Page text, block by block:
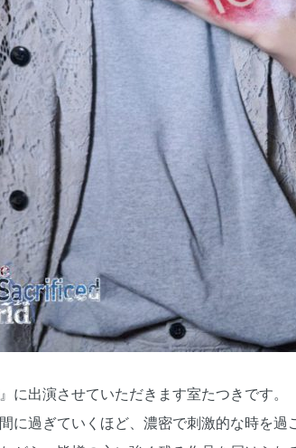
に出演させていただきます室たつきです。
に過ぎていくほど、濃密で刺激的な時を過